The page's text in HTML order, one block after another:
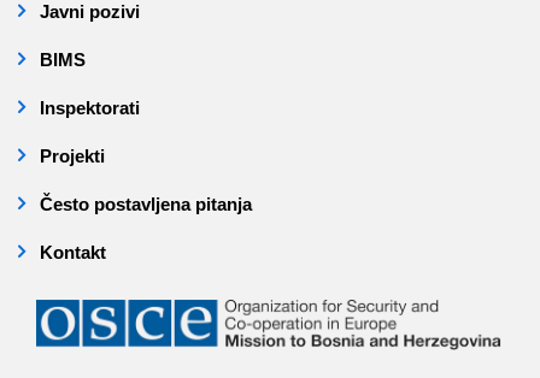
Javni pozivi
BIMS
Inspektorati
Projekti
Često postavljena pitanja
Kontakt